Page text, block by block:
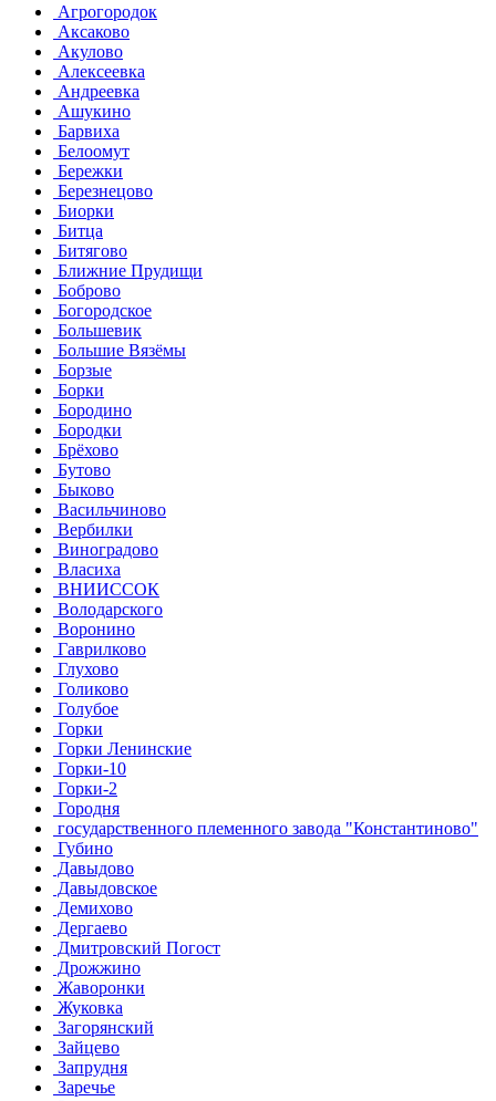
Агрогородок
Аксаково
Акулово
Алексеевка
Андреевка
Ашукино
Барвиха
Белоомут
Бережки
Березнецово
Биорки
Битца
Битягово
Ближние Прудищи
Боброво
Богородское
Большевик
Большие Вязёмы
Борзые
Борки
Бородино
Бородки
Брёхово
Бутово
Быково
Васильчиново
Вербилки
Виноградово
Власиха
ВНИИССОК
Володарского
Воронино
Гаврилково
Глухово
Голиково
Голубое
Горки
Горки Ленинские
Горки-10
Горки-2
Городня
государственного племенного завода "Константиново"
Губино
Давыдово
Давыдовское
Демихово
Дергаево
Дмитровский Погост
Дрожжино
Жаворонки
Жуковка
Загорянский
Зайцево
Запрудня
Заречье